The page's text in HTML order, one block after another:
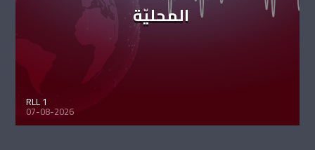
المحليّة
RLL 1
07-08-2026